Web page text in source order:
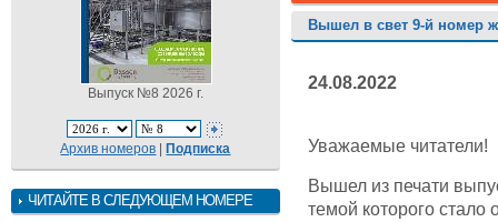
Выпуск №8 2026 г.
Архив номеров |Подписка
ЧИТАЙТЕ В СЛЕДУЮЩЕМ НОМЕРЕ
Вышел в свет 9-й номер
24.08.2022
Уважаемые читатели!
Вышел из печати
темой которого стало